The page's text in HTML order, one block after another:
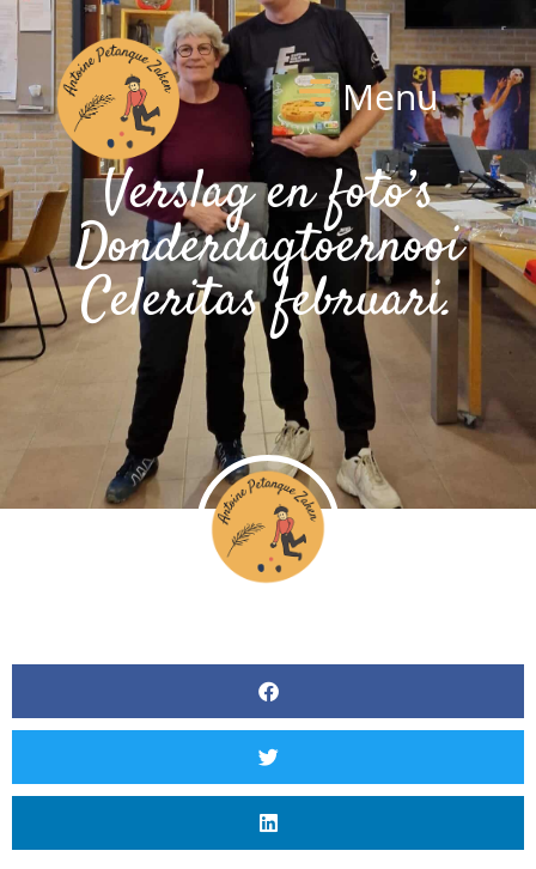
Menu
Verslag en foto’s
Donderdagtoernooi
Celeritas februari.